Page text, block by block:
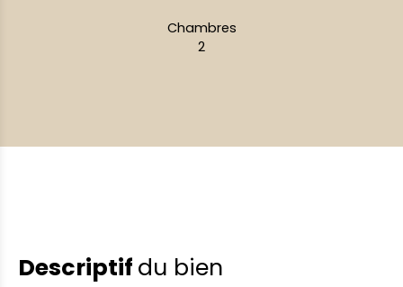
Chambres
2
Descriptif du bien